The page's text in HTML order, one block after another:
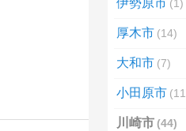
伊勢原市 1
厚木市 14
大和市 7
小田原市 11
川崎市 44